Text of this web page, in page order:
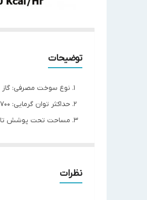
توضیحات
نوع سوخت مصرفی: گاز
حداکثر توان گرمایی: 38700 کیلوکالری بر ساعت
مساحت تحت پوشش تا: 300
مدل
نظرات